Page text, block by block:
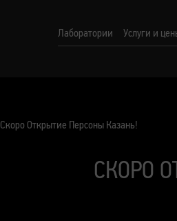
Лаборатории Услуги и
Скоро Открытие Персоны Казань!
СКОРО